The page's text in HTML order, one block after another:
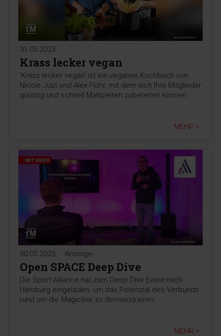
31.05.2023
Krass lecker vegan
'Krass lecker vegan' ist ein veganes Kochbuch von
Nicole Just und Alex Flohr, mit dem sich Ihre Mitglieder
günstig und schnell Mahlzeiten zubereiten können.
MEHR >
30.05.2023 -Anzeige-
Open SPACE Deep Dive
Die Sport Alliance hat zum Deep Dive Event nach
Hamburg eingeladen, um das Potenzial des Verbunds
rund um die Magicline zu demonstrieren.
MEHR >